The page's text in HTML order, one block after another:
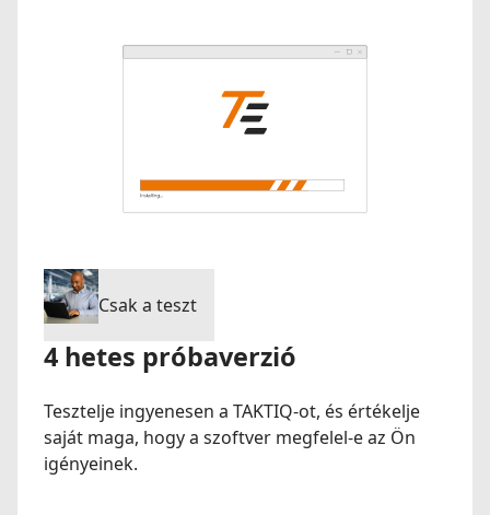
Csak a teszt
4 hetes próbaverzió
Tesztelje ingyenesen a TAKTIQ-ot, és értékelje
saját maga, hogy a szoftver megfelel-e az Ön
igényeinek.